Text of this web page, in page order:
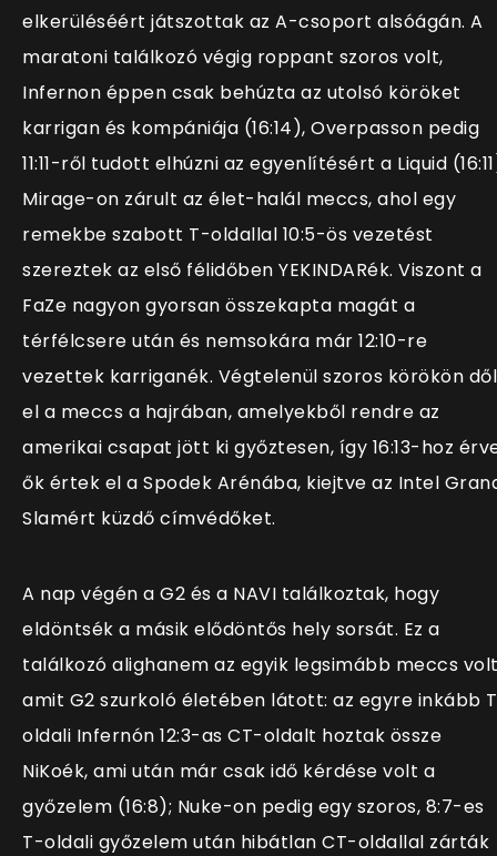
elkerüléséért játszottak az A-csoport alsóágán. A
maratoni találkozó végig roppant szoros volt,
Infernon éppen csak behúzta az utolsó köröket
karrigan és kompániája (16:14), Overpasson pedig
11:11-ről tudott elhúzni az egyenlítésért a Liquid
Mirage-on zárult az élet-halál meccs, ahol egy
remekbe szabott T-oldallal 10:5-ös vezetést
szereztek az első félidőben YEKINDARék. Viszont a
FaZe nagyon gyorsan összekapta magát a
térfélcsere után és nemsokára már 12:10-re
vezettek karriganék. Végtelenül szoros körökön
el a meccs a hajrában, amelyekből rendre az
amerikai csapat jött ki győztesen, így 16:13-hoz
ők értek el a Spodek Arénába, kiejtve az Intel
Slamért küzdő címvédőket.
A nap végén a G2 és a NAVI találkoztak, hogy
eldöntsék a másik elődöntős hely sorsát. Ez a
találkozó alighanem az egyik legsimább meccs
amit G2 szurkoló életében látott: az egyre inkább
oldali Infernón 12:3-as CT-oldalt hoztak össze
NiKoék, ami után már csak idő kérdése volt a
győzelem (16:8); Nuke-on pedig egy szoros, 8:7-es
T-oldali győzelem után hibátlan CT-oldallal zárták